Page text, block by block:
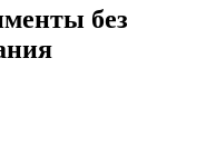
без